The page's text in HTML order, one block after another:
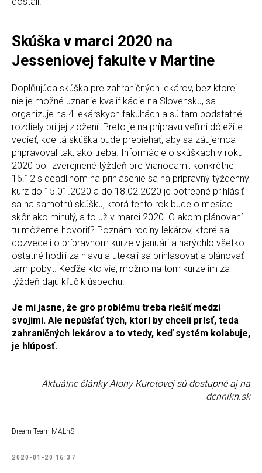
Skúška v marci 2020 na
Jesseniovej fakulte v Martine
Doplňujúca skúška pre zahraničných lekárov, bez ktorej
nie je možné uznanie kvalifikácie na Slovensku, sa
organizuje na 4 lekárskych fakultách a sú tam podstatné
rozdiely pri jej zložení. Preto je na prípravu veľmi dôležite
vedieť, kde tá skúška bude prebiehať, aby sa záujemca
pripravoval tak, ako treba. Informácie o skúškach v roku
2020 boli zverejnené týždeň pre Vianocami, konkrétne
16.12 s deadlinom na prihlásenie sa na prípravný týždenný
kurz do 15.01.2020 a do 18.02.2020 je potrebné prihlásiť
sa na samotnú skúšku, ktorá tento rok bude o mesiac
skôr ako minulý, a to už v marci 2020. O akom plánovaní
tu môžeme hovoriť? Poznám rodiny lekárov, ktoré sa
dozvedeli o prípravnom kurze v januári a narýchlo všetko
ostatné hodili za hlavu a utekali sa prihlasovať a plánovať
tam pobyt. Keďže kto vie, možno na tom kurze im za
týždeň dajú kľuč k úspechu.
Je mi jasne, že gro problému treba riešiť medzi
svojimi. Ale nepúšťať tých, ktorí by chceli prísť, teda
zahraničných lekárov a to vtedy, keď systém kolabuje,
je hlúposť.
Aktuálne články Alony Kurotovej sú dostupné aj na
dennikn.sk
Dream Team MALnS
2020-01-20 16:37